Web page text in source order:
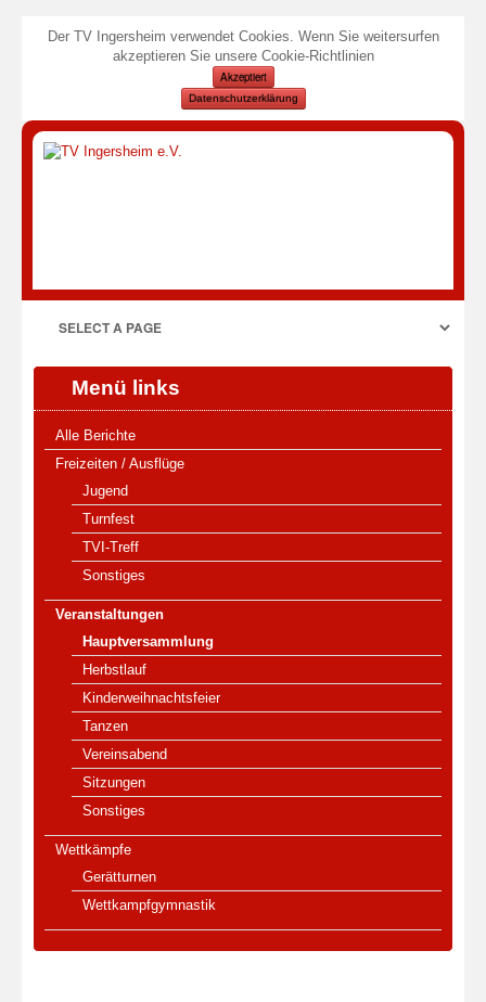
Der TV Ingersheim verwendet Cookies. Wenn Sie weitersurfen
akzeptieren Sie unsere Cookie-Richtlinien
Akzeptiert
Datenschutzerklärung
Menü links
Alle Berichte
Freizeiten / Ausflüge
Jugend
Turnfest
TVI-Treff
Sonstiges
Veranstaltungen
Hauptversammlung
Herbstlauf
Kinderweihnachtsfeier
Tanzen
Vereinsabend
Sitzungen
Sonstiges
Wettkämpfe
Gerätturnen
Wettkampfgymnastik